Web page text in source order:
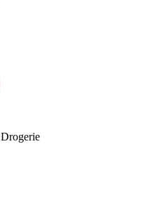
Drogerie